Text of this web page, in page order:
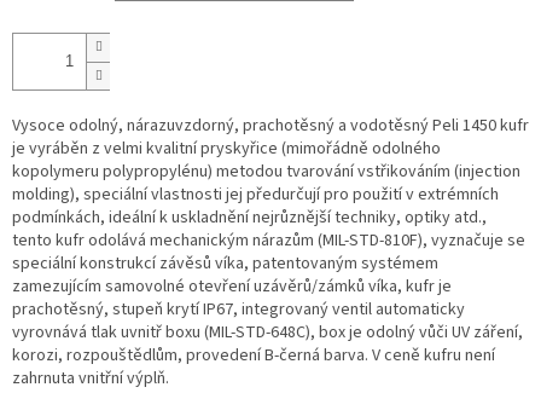
Vysoce odolný, nárazuvzdorný, prachotěsný a vodotěsný Peli 1450 kufr
je vyráběn z velmi kvalitní pryskyřice (mimořádně odolného
kopolymeru polypropylénu) metodou tvarování vstřikováním (injection
molding), speciální vlastnosti jej předurčují pro použití v extrémních
podmínkách, ideální k uskladnění nejrůznější techniky, optiky atd.,
tento kufr odolává mechanickým nárazům (MIL-STD-810F), vyznačuje se
speciální konstrukcí závěsů víka, patentovaným systémem
zamezujícím samovolné otevření uzávěrů/zámků víka, kufr je
prachotěsný, stupeň krytí IP67, integrovaný ventil automaticky
vyrovnává tlak uvnitř boxu (MIL-STD-648C), box je odolný vůči UV záření,
korozi, rozpouštědlům, provedení B-černá barva. V ceně kufru není
zahrnuta vnitřní výplň.